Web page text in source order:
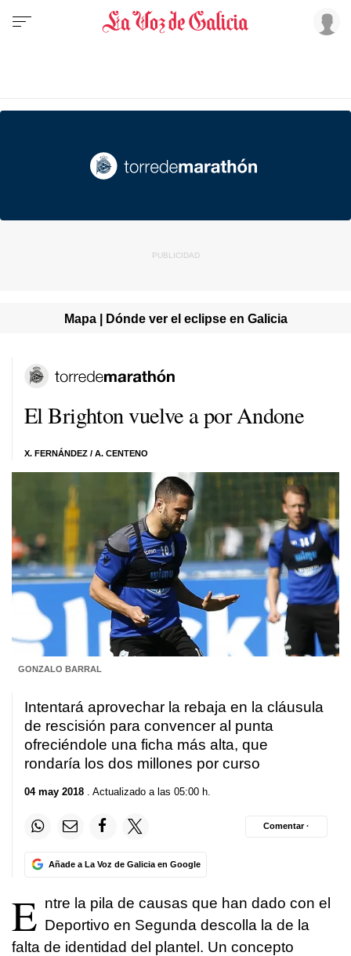
Mapa | Dónde ver el eclipse en Galicia
El Brighton vuelve a por Andone
X. FERNÁNDEZ / A. CENTENO
GONZALO BARRAL
Intentará aprovechar la rebaja en la cláusula
de rescisión para convencer al punta
ofreciéndole una ficha más alta, que
rondaría los dos millones por curso
04 may 2018 . Actualizado a las 05:00 h.
Añade a La Voz de Galicia en Google
Comentar ·
E ntre la pila de causas que han dado con el
Deportivo en Segunda descolla la de la
falta de identidad del plantel. Un concepto